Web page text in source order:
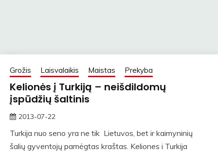
Grožis Laisvalaikis Maistas Prekyba
Kelionės į Turkiją – neišdildomų
įspūdžių šaltinis
2013-07-22
Turkija nuo seno yra ne tik Lietuvos, bet ir kaimyninių
šalių gyventojų pamėgtas kraštas. Keliones i Turkija